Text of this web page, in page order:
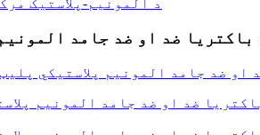
د المونیم-پلاستیک
باکتریا ضد او ضد جامد